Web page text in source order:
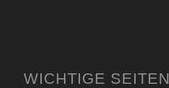
WICHTIGE SEITEN